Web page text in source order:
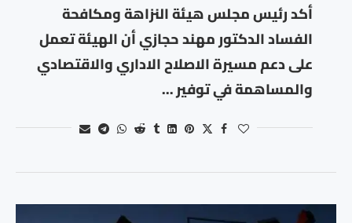
أكد رئيس مجلس هيئة النزاهة ومكافحة
الفساد الدكتور مهند حجازي أن الهيئة تعمل
على دعم مسيرة الاصلاح الاداري والاقتصادي
والمساهمة في توفير …